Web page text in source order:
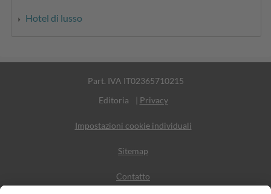
Hotel di lusso
Part. IVA IT02365710215
Editoria
| Privacy
Impostazioni cookie individuali
Sitemap
Contatto